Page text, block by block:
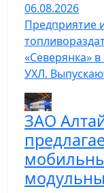
06.08.2026
Предприятие
«Северянка»
УХЛ.
ЗАО